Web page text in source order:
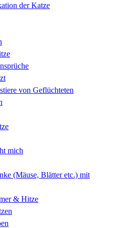
der Katze
von Geflüchteten
mich
(Mäuse, Blätter etc.) mit
& Hitze